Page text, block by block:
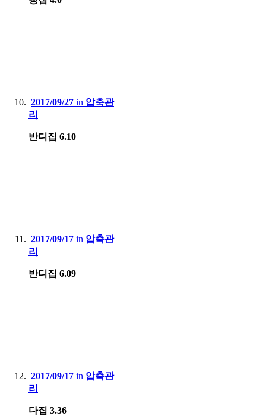
2017/09/27 in 압축관
리
반디집 6.10
2017/09/17 in 압축관
리
반디집 6.09
2017/09/17 in 압축관
리
다집 3.36